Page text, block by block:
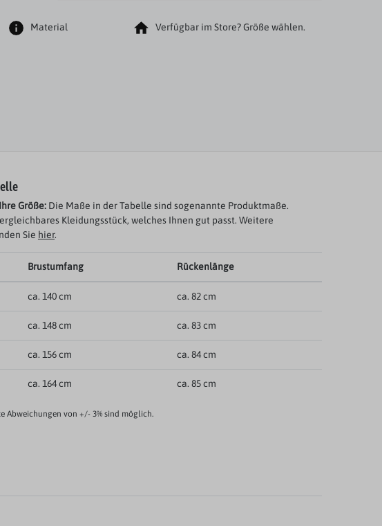
Material Verfügbar im Store? Größe wählen.
Größe: Die Maße in der Tabelle sind sogenannte Produktmaße.
Kleidungsstück, welches Ihnen gut passt. Weitere
Sie hier.
Brustumfang Rückenlänge
ca. 140 cm ca. 82 cm
ca. 148 cm ca. 83 cm
ca. 156 cm ca. 84 cm
ca. 164 cm ca. 85 cm
Abweichungen von +/- 3% sind möglich.